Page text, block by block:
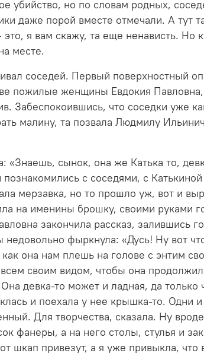
но по словам родных,
даже порой вместе отмечали. А тут
я вам скажу, та еще ненависть. Но
месте.
соседей. Первый поверхностный
пожилые женщины Евдокия
Забеспокоившись, что соседки уже
малину, та позвала Людмилу
«Знаешь, сынок, она же Катька то,
с соседями, с
мерзавка, но то прошло уж, вот и
на именины брошку, своими руками
закончила рассказ,
фыркнула: «Дусь! Ну вот
она нам плешь на голове с энтим
своим видом, чтобы она
девка-то может и ладная, да только
и поехала у нее крышка-то. Одни
Для творчества, сказала. Ну вроде
фанеры, а на него столы, стулья и
шкап привезут, а я уже привыкла, что